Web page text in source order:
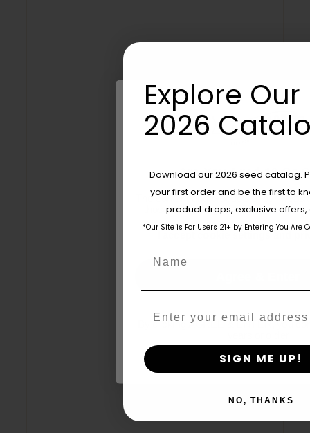
Are You Aged 18 Or
The content and products of our
those of legal age.Please see
age_gapI accept cookie settings and
By clicking AGREE & ENTER, you
Explore Our
2026
Download our 2026 seed catalog.
your first order and be the first to
product drops, exclusive
*Our Site is For Users 21+ by Entering You Are
SIGN ME UP!
NO, THANKS